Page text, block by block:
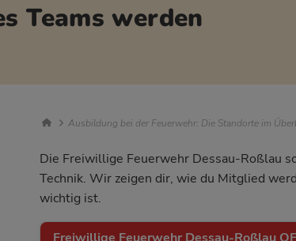
Teams werden
Breadcrumb Navigation
Ausbildung bei der Feuerwehr: Die Standorte im
Die Freiwillige Feuerwehr Dessau-Roßlau
Technik. Wir zeigen dir, wie du Mitglied
wichtig ist.